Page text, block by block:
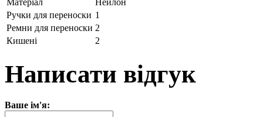
Ручки для переноски 1
Ремни для переноски 2
Кишені
2
Написати відгук
Ваше ім'я: